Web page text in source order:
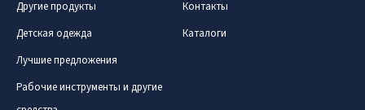
Другие продукты
Детская одежда
Лучшие предложения
Рабочие инструменты и другие
Контакты
Каталоги